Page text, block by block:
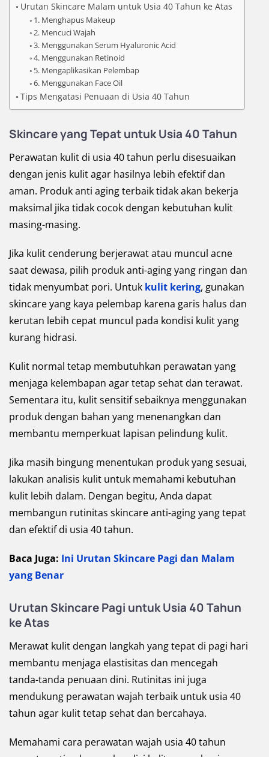
Urutan Skincare Malam untuk Usia 40 Tahun ke Atas
1. Menghapus Makeup
2. Mencuci Wajah
3. Menggunakan Serum Hyaluronic Acid
4. Menggunakan Retinoid
5. Mengaplikasikan Pelembap
6. Menggunakan Face Oil
Tips Mengatasi Penuaan di Usia 40 Tahun
Skincare yang Tepat untuk Usia 40 Tahun
Perawatan kulit di usia 40 tahun perlu disesuaikan
dengan jenis kulit agar hasilnya lebih efektif dan
aman. Produk anti aging terbaik tidak akan bekerja
maksimal jika tidak cocok dengan kebutuhan kulit
masing-masing.
Jika kulit cenderung berjerawat atau muncul acne
saat dewasa, pilih produk anti-aging yang ringan dan
tidak menyumbat pori. Untuk kulit kering, gunakan
skincare yang kaya pelembap karena garis halus dan
kerutan lebih cepat muncul pada kondisi kulit yang
kurang hidrasi.
Kulit normal tetap membutuhkan perawatan yang
menjaga kelembapan agar tetap sehat dan terawat.
Sementara itu, kulit sensitif sebaiknya menggunakan
produk dengan bahan yang menenangkan dan
membantu memperkuat lapisan pelindung kulit.
Jika masih bingung menentukan produk yang sesuai,
lakukan analisis kulit untuk memahami kebutuhan
kulit lebih dalam. Dengan begitu, Anda dapat
membangun rutinitas skincare anti-aging yang tepat
dan efektif di usia 40 tahun.
Baca Juga: Ini Urutan Skincare Pagi dan Malam
yang Benar
Urutan Skincare Pagi untuk Usia 40 Tahun
ke Atas
Merawat kulit dengan langkah yang tepat di pagi hari
membantu menjaga elastisitas dan mencegah
tanda-tanda penuaan dini. Rutinitas ini juga
mendukung perawatan wajah terbaik untuk usia 40
tahun agar kulit tetap sehat dan bercahaya.
Memahami cara perawatan wajah usia 40 tahun